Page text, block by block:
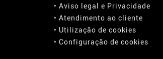
• Aviso legal e Privacidade
• Atendimento ao cliente
• Utilização de cookies
• Configuração de cookies